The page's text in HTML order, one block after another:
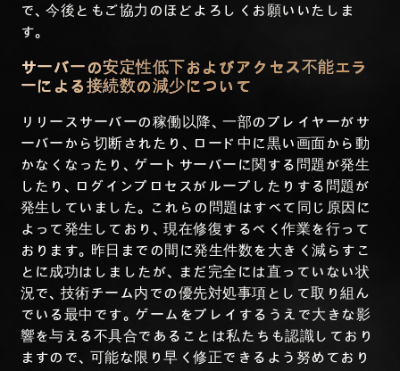
で、今後ともご協力のほどよろしくお願いいたしま
す。
サーバーの安定性低下およびアクセス不能エラ
ーによる接続数の減少について
リリースサーバーの稼働以降、一部のプレイヤーがサ
ーバーから切断されたり、ロード中に黒い画面から動
かなくなったり、ゲートサーバーに関する問題が発生
したり、ログインプロセスがループしたりする問題が
発生していました。これらの問題はすべて同じ原因に
よって発生しており、現在修復するべく作業を行って
おります。昨日までの間に発生件数を大きく減らすこ
とに成功はしましたが、まだ完全には直っていない状
況で、技術チーム内での優先対処事項として取り組ん
でいる最中です。ゲームをプレイするうえで大きな影
響を与える不具合であることは私たちも認識しており
ますので、可能な限り早く修正できるよう努めており